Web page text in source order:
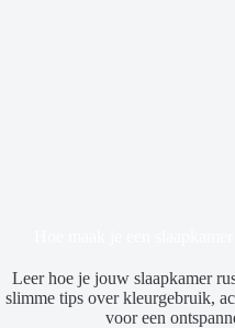
Leer hoe je jouw slaapkamer
slimme tips over kleurgebruik,
voor een